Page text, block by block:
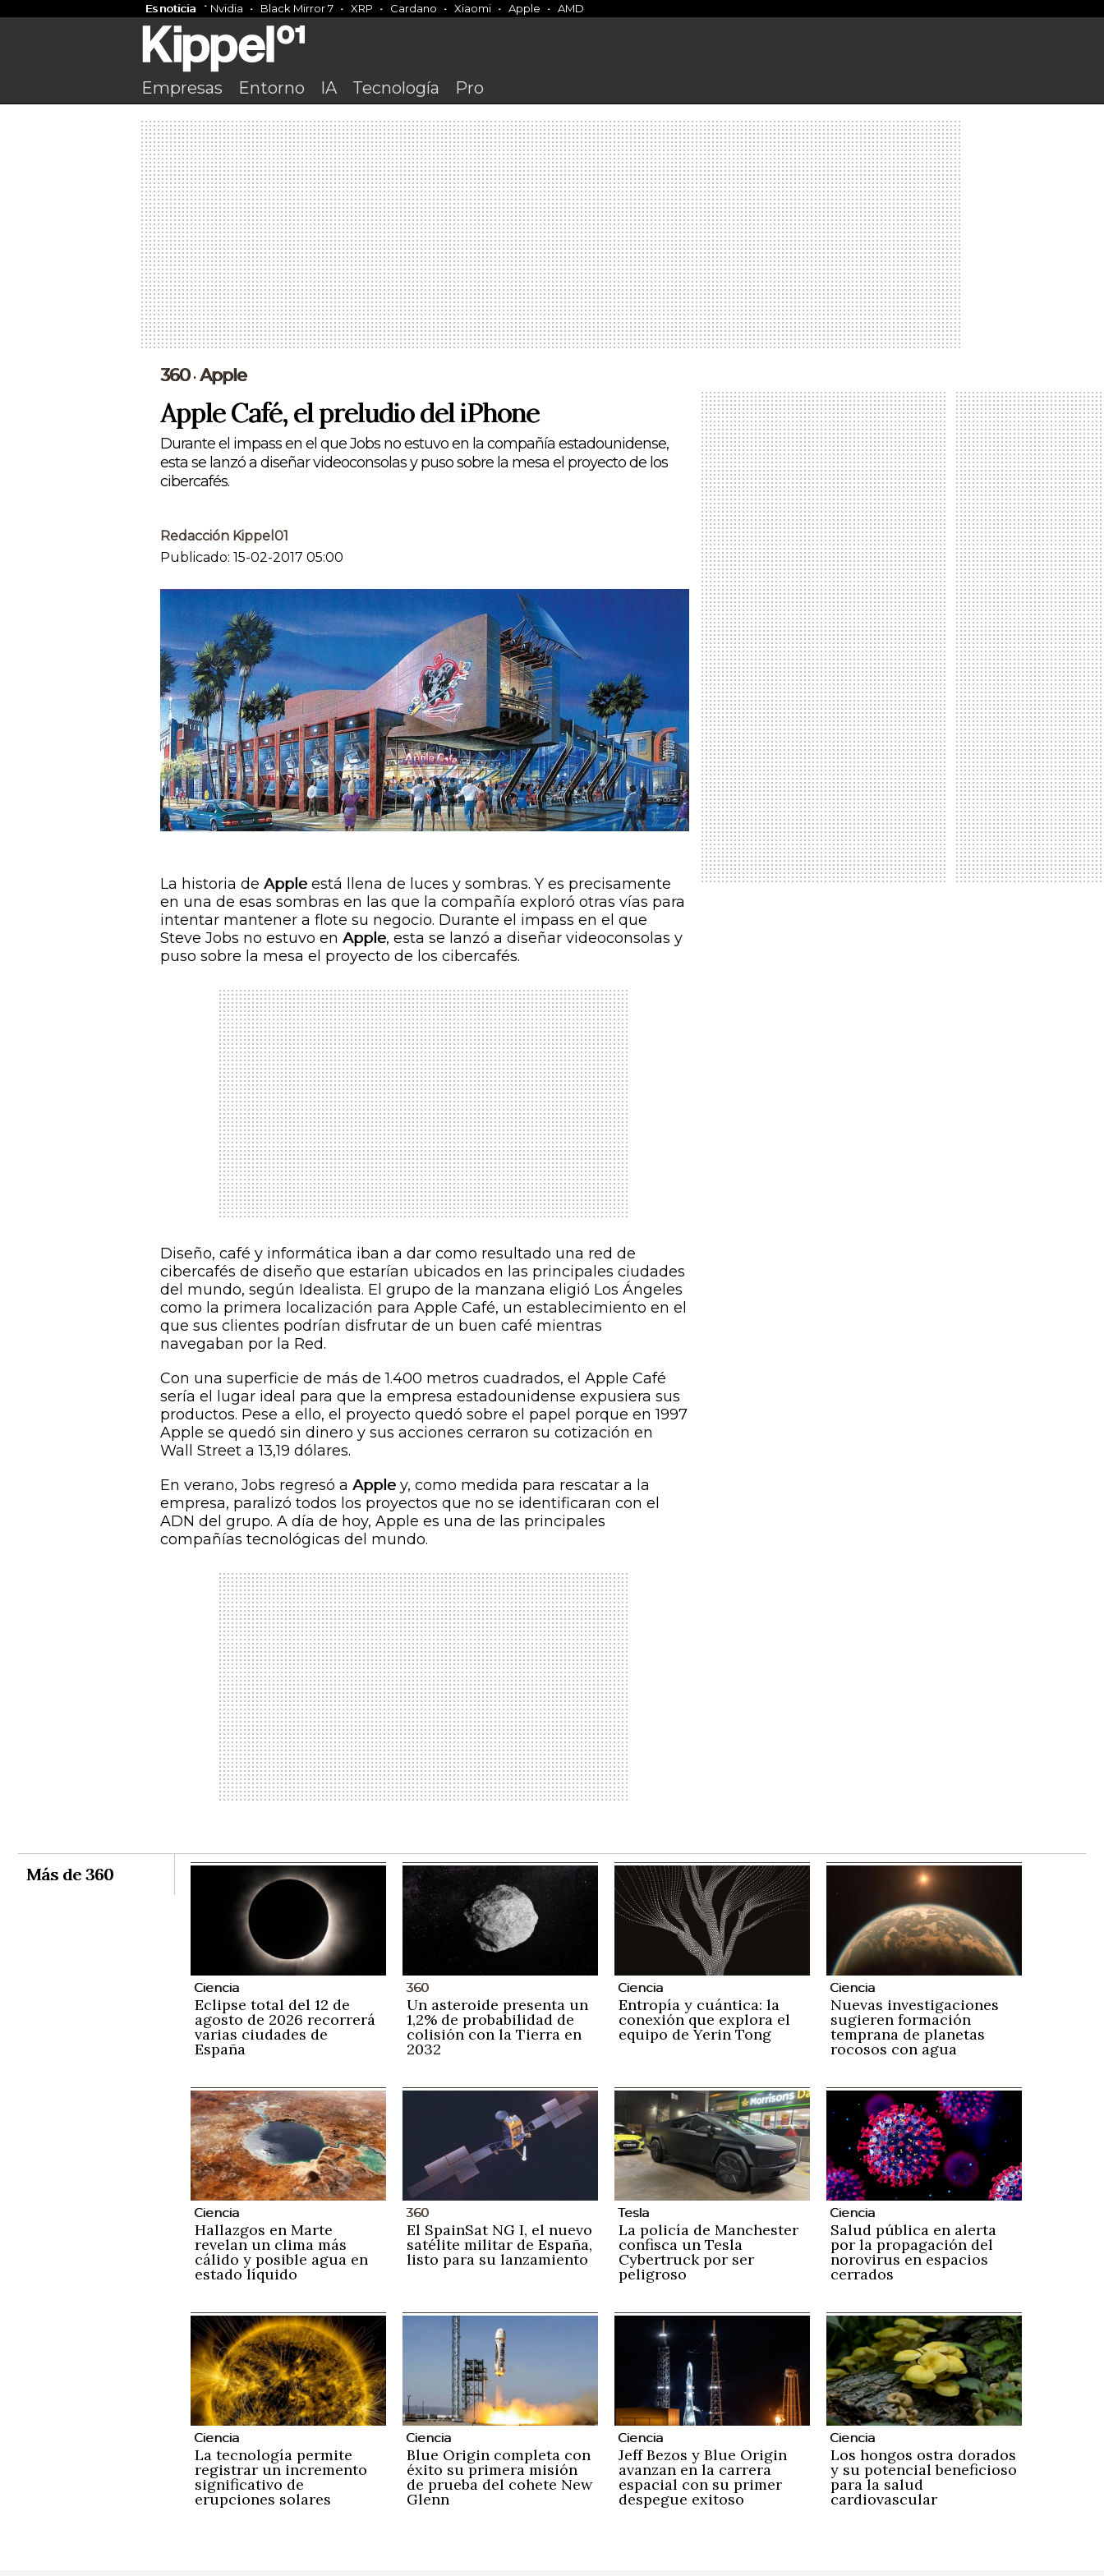
Es noticia Nvidia Black Mirror 7 XRP Cardano Xiaomi Apple AMD
Empresas Entorno IA Tecnología Pro
360• Apple
Apple Café, el preludio del iPhone
Durante el impass en el que Jobs no estuvo en la compañía estadounidense,
esta se lanzó a diseñar videoconsolas y puso sobre la mesa el proyecto de los
cibercafés.
Redacción Kippel01
Publicado: 15-02-2017 05:00
La historia de Apple está llena de luces y sombras. Y es precisamente
en una de esas sombras en las que la compañía exploró otras vías para
intentar mantener a flote su negocio. Durante el impass en el que
Steve Jobs no estuvo en Apple, esta se lanzó a diseñar videoconsolas y
puso sobre la mesa el proyecto de los cibercafés.
Diseño, café y informática iban a dar como resultado una red de
cibercafés de diseño que estarían ubicados en las principales ciudades
del mundo, según Idealista. El grupo de la manzana eligió Los Ángeles
como la primera localización para Apple Café, un establecimiento en el
que sus clientes podrían disfrutar de un buen café mientras
navegaban por la Red.
Con una superficie de más de 1.400 metros cuadrados, el Apple Café
sería el lugar ideal para que la empresa estadounidense expusiera sus
productos. Pese a ello, el proyecto quedó sobre el papel porque en 1997
Apple se quedó sin dinero y sus acciones cerraron su cotización en
Wall Street a 13,19 dólares.
En verano, Jobs regresó a Apple y, como medida para rescatar a la
empresa, paralizó todos los proyectos que no se identificaran con el
ADN del grupo. A día de hoy, Apple es una de las principales
compañías tecnológicas del mundo.
Más de 360
Ciencia
Eclipse total del 12 de
agosto de 2026 recorrerá
varias ciudades de
España
360
Un asteroide presenta un
1,2% de probabilidad de
colisión con la Tierra en
2032
Ciencia
Entropía y cuántica: la
conexión que explora el
equipo de Yerin Tong
Ciencia
Nuevas investigaciones
sugieren formación
temprana de planetas
rocosos con agua
Ciencia
Hallazgos en Marte
revelan un clima más
cálido y posible agua en
estado líquido
360
El SpainSat NG I, el nuevo
satélite militar de España,
listo para su lanzamiento
Tesla
La policía de Manchester
confisca un Tesla
Cybertruck por ser
peligroso
Ciencia
Salud pública en alerta
por la propagación del
norovirus en espacios
cerrados
Ciencia
La tecnología permite
registrar un incremento
significativo de
erupciones solares
Ciencia
Blue Origin completa con
éxito su primera misión
de prueba del cohete New
Glenn
Ciencia
Jeff Bezos y Blue Origin
avanzan en la carrera
espacial con su primer
despegue exitoso
Ciencia
Los hongos ostra dorados
y su potencial beneficioso
para la salud
cardiovascular